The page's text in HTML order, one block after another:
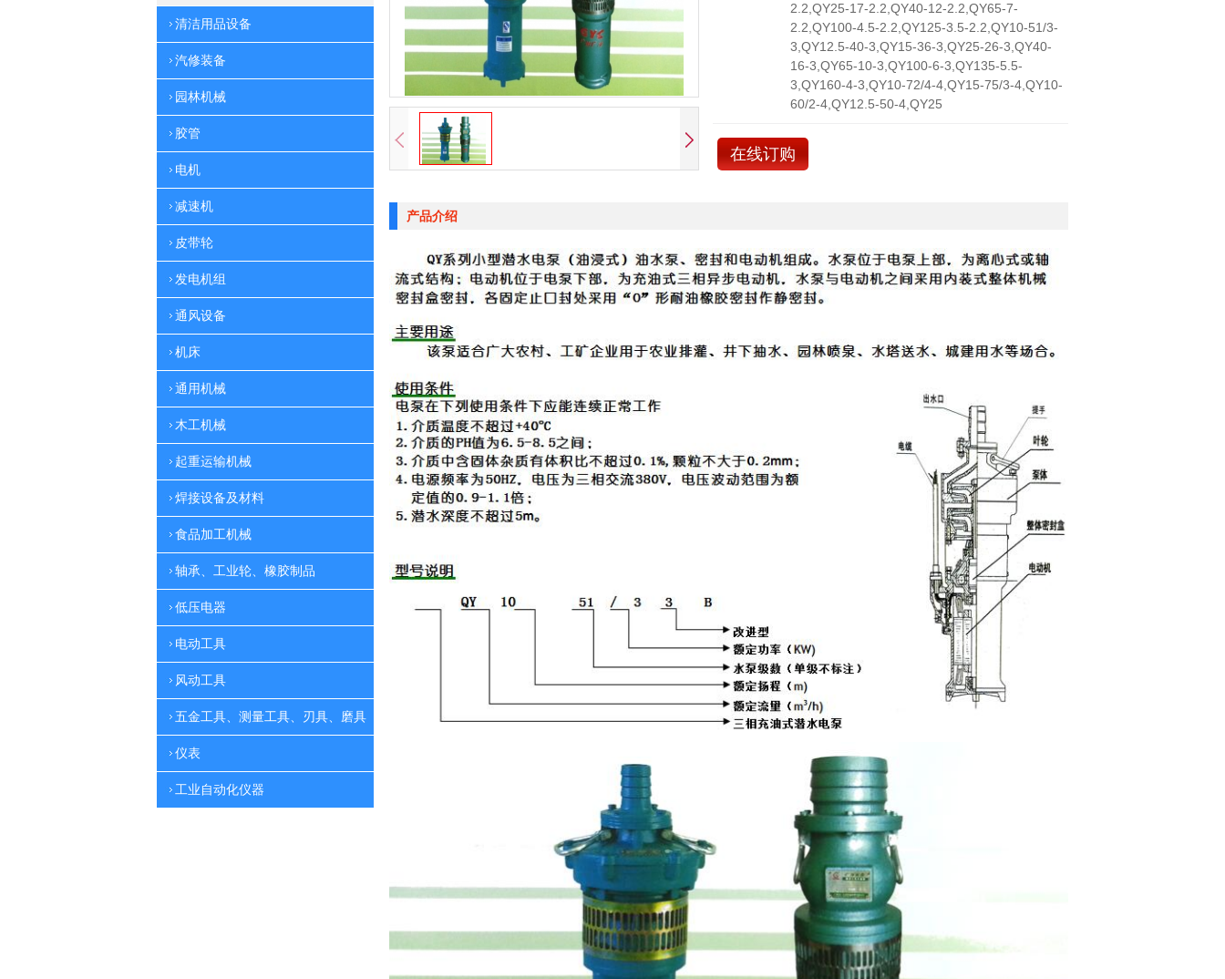
清洁用品设备
汽修装备
园林机械
胶管
电机
减速机
皮带轮
发电机组
通风设备
机床
通用机械
木工机械
起重运输机械
焊接设备及材料
食品加工机械
轴承、工业轮、橡胶制品
低压电器
电动工具
风动工具
五金工具、测量工具、刃具、磨具
仪表
工业自动化仪器
2.2,QY25-17-2.2,QY40-12-2.2,QY65-7-
2.2,QY100-4.5-2.2,QY125-3.5-2.2,QY10-51/3-
3,QY12.5-40-3,QY15-36-3,QY25-26-3,QY40-
16-3,QY65-10-3,QY100-6-3,QY135-5.5-
3,QY160-4-3,QY10-72/4-4,QY15-75/3-4,QY10-
60/2-4,QY12.5-50-4,QY25
在线订购
产品介绍